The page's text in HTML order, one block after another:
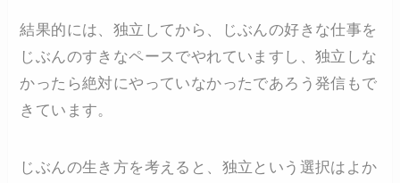
結果的には、独立してから、じぶんの好きな仕事を
じぶんのすきなペースでやれていますし、独立しな
かったら絶対にやっていなかったであろう発信もで
きています。
じぶんの生き方を考えると、独立という選択はよか